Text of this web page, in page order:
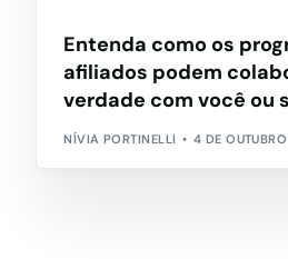
Entenda como os
afiliados podem
verdade com você ou
NÍVIA PORTINELLI 4 DE